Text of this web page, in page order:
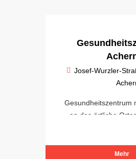
Josef-Wurzler-
Gesundheitszentrum
an das örtliche
Mehr